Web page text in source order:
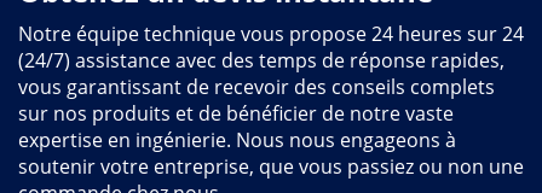
Notre équipe technique vous propose 24 heures sur 24
(24/7) assistance avec des temps de réponse rapides,
vous garantissant de recevoir des conseils complets
sur nos produits et de bénéficier de notre vaste
expertise en ingénierie. Nous nous engageons à
soutenir votre entreprise, que vous passiez ou non une